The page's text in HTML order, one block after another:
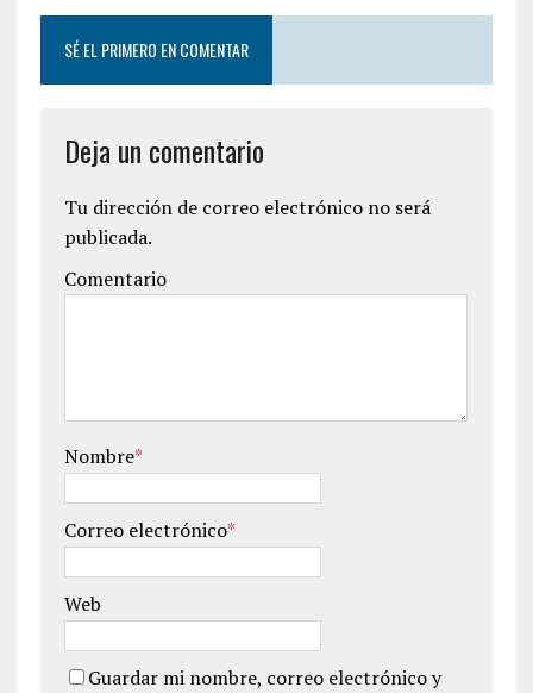
SÉ EL PRIMERO EN COMENTAR
Deja un comentario
Tu dirección de correo electrónico no será
publicada.
Comentario
Nombre*
Correo electrónico*
Web
Guardar mi nombre, correo electrónico y